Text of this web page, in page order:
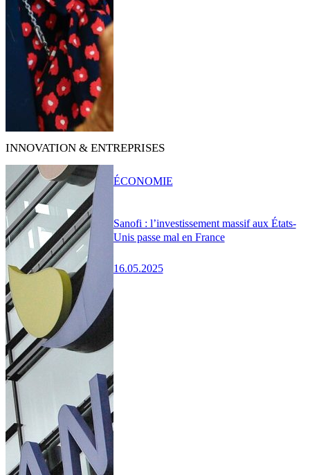
INNOVATION & ENTREPRISES
Sanofi : l’investissement massif aux États-
Unis passe mal en France
16.05.2025
ÉCONOMIE